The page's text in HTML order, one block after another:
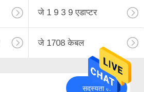
जे 1 9 3 9 एडाप्टर
जे 1708 केबल
सदस्यता लें